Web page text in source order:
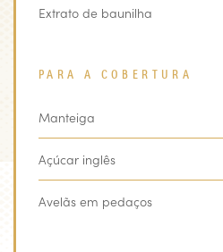
Extrato de baunilha
PARA A COBERTURA
Manteiga
Açúcar inglês
Avelãs em pedaços